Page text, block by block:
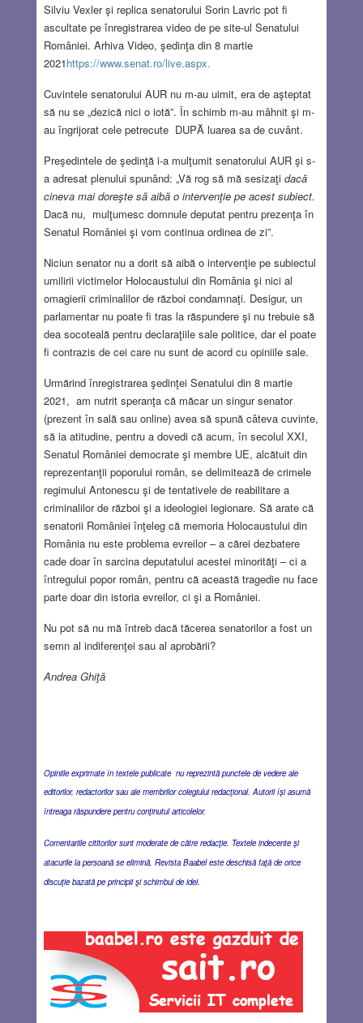
Silviu Vexler şi replica senatorului Sorin Lavric pot fi
ascultate pe înregistrarea video de pe site-ul Senatului
României. Arhiva Video, şedinţa din 8 martie
2021https://www.senat.ro/live.aspx.
Cuvintele senatorului AUR nu m-au uimit, era de aşteptat
să nu se „dezică nici o iotă”. În schimb m-au mâhnit şi m-
au îngrijorat cele petrecute DUPĂ luarea sa de cuvânt.
Preşedintele de şedinţă i-a mulţumit senatorului AUR şi s-
a adresat plenului spunând: „Vă rog să mă sesizaţi dacă
cineva mai doreşte să aibă o intervenţie pe acest subiect.
Dacă nu, mulţumesc domnule deputat pentru prezenţa în
Senatul României şi vom continua ordinea de zi”.
Niciun senator nu a dorit să aibă o intervenţie pe subiectul
umilirii victimelor Holocaustului din România şi nici al
omagierii criminalilor de război condamnaţi. Desigur, un
parlamentar nu poate fi tras la răspundere şi nu trebuie să
dea socoteală pentru declaraţiile sale politice, dar el poate
fi contrazis de cei care nu sunt de acord cu opiniile sale.
Urmărind înregistrarea şedinţei Senatului din 8 martie
2021, am nutrit speranţa că măcar un singur senator
(prezent în sală sau online) avea să spună câteva cuvinte,
să ia atitudine, pentru a dovedi că acum, în secolul XXI,
Senatul României democrate şi membre UE, alcătuit din
reprezentanţii poporului român, se delimitează de crimele
regimului Antonescu şi de tentativele de reabilitare a
criminalilor de război şi a ideologiei legionare. Să arate că
senatorii României înţeleg că memoria Holocaustului din
România nu este problema evreilor – a cărei dezbatere
cade doar în sarcina deputatului acestei minorităţi – ci a
întregului popor român, pentru că această tragedie nu face
parte doar din istoria evreilor, ci şi a României.
Nu pot să nu mă întreb dacă tăcerea senatorilor a fost un
semn al indiferenţei sau al aprobării?
Andrea Ghiţă
Opiniile exprimate în textele publicate nu reprezintă punctele de vedere ale
editorilor, redactorilor sau ale membrilor colegiului redacţional. Autorii îşi asumă
întreaga răspundere pentru conţinutul articolelor.
Comentariile cititorilor sunt moderate de către redacţie. Textele indecente şi
atacurile la persoană se elimină. Revista Baabel este deschisă faţă de orice
discuţie bazată pe principii şi schimbul de idei.